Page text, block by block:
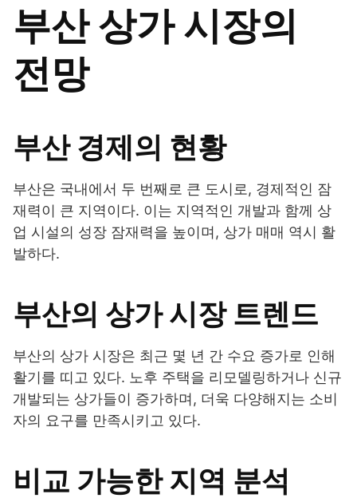
부산 상가 시장의
전망
부산 경제의 현황
부산은 국내에서 두 번째로 큰 도시로, 경제적인 잠
재력이 큰 지역이다. 이는 지역적인 개발과 함께 상
업 시설의 성장 잠재력을 높이며, 상가 매매 역시 활
발하다.
부산의 상가 시장 트렌드
부산의 상가 시장은 최근 몇 년 간 수요 증가로 인해
활기를 띠고 있다. 노후 주택을 리모델링하거나 신규
개발되는 상가들이 증가하며, 더욱 다양해지는 소비
자의 요구를 만족시키고 있다.
비교 가능한 지역 분석